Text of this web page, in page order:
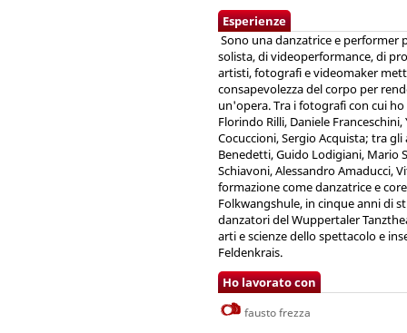
Esperienze
Sono una danzatrice e performer
solista, di videoperformance, di
artisti, fotografi e videomaker
consapevolezza del corpo per
un'opera. Tra i fotografi con cui
Florindo Rilli, Daniele
Cocuccioni, Sergio Acquista; tra
Benedetti, Guido Lodigiani, Mario
Schiavoni, Alessandro Amaducci,
formazione come danzatrice e
Folkwangshule, in cinque anni di
danzatori del Wuppertaler
arti e scienze dello spettacolo e
Feldenkrais.
Ho lavorato con
fausto frezza